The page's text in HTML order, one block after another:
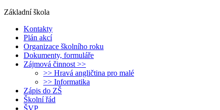
Základní škola
Kontakty
Plán akcí
Organizace školního roku
Dokumenty, formuláře
Zájmová činnost >>
>> Hravá angličtina pro malé
>> Informatika
Zápis do ZŠ
Školní řád
ŠVP